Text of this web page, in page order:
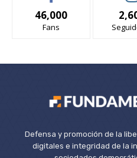
46,000
Fans
Defensa y promoción de la
digitales e integridad de la